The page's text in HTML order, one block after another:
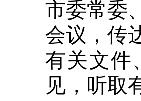
市委常委
会议，传
有关文件
见，听取